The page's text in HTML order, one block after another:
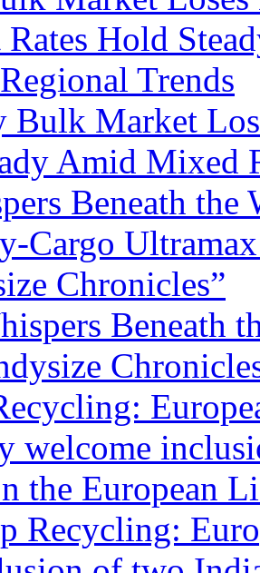
Bulk Market
Amid Mixed
Beneath
Recycling: